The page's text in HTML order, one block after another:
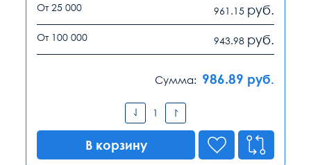
От 25 000 961.15 руб.
От 100 000 943.98 руб.
Сумма: 986.89 руб.
В корзину